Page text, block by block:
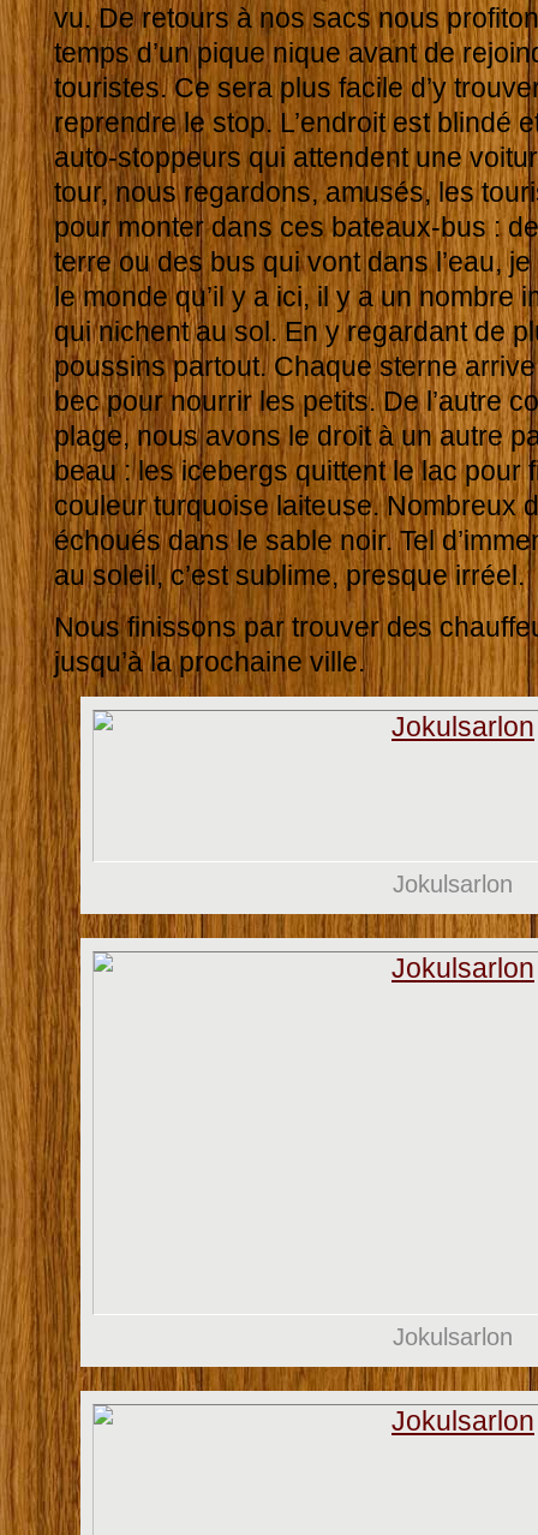
vu. De retours à nos sacs nous
temps d’un pique nique avant de
touristes. Ce sera plus facile d’y
reprendre le stop. L’endroit est blindé
auto-stoppeurs qui attendent une
tour, nous regardons, amusés, les
pour monter dans ces bateaux-bus :
terre ou des bus qui vont dans l’eau,
le monde qu’il y a ici, il y a un nombre
qui nichent au sol. En y regardant de
poussins partout. Chaque sterne
bec pour nourrir les petits. De l’autre
plage, nous avons le droit à un autre
beau : les icebergs quittent le lac pour
couleur turquoise laiteuse. Nombreux
échoués dans le sable noir. Tel
au soleil, c’est sublime, presque irréel.
Nous finissons par trouver des
jusqu’à la prochaine ville.
Jokulsarlon
Jokulsarlon